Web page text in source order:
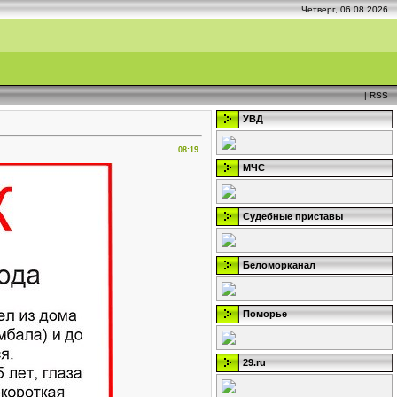
Четверг, 06.08.2026
|RSS
08:19
УВД
МЧС
Судебные приставы
Беломорканал
Поморье
29.ru